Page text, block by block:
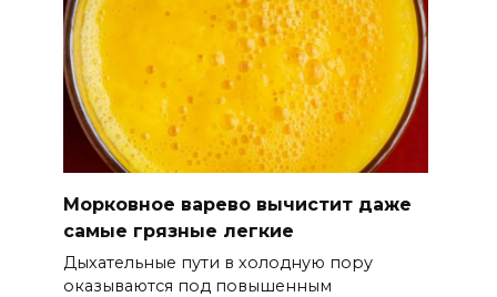
Морковное варево вычистит даже
самые грязные легкие
Дыхательные пути в холодную пору
оказываются под повышенным